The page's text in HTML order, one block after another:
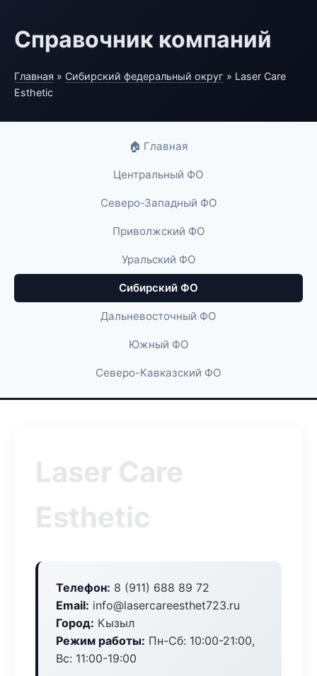
Справочник компаний
Главная » Сибирский федеральный округ » Laser Care
Esthetic
🏠 Главная
Центральный ФО
Северо-Западный ФО
Приволжский ФО
Уральский ФО
Сибирский ФО
Дальневосточный ФО
Южный ФО
Северо-Кавказский ФО
Laser Care
Esthetic
Телефон: 8 (911) 688 89 72
Email: info@lasercareesthet723.ru
Город: Кызыл
Режим работы: Пн-Сб: 10:00-21:00,
Вс: 11:00-19:00